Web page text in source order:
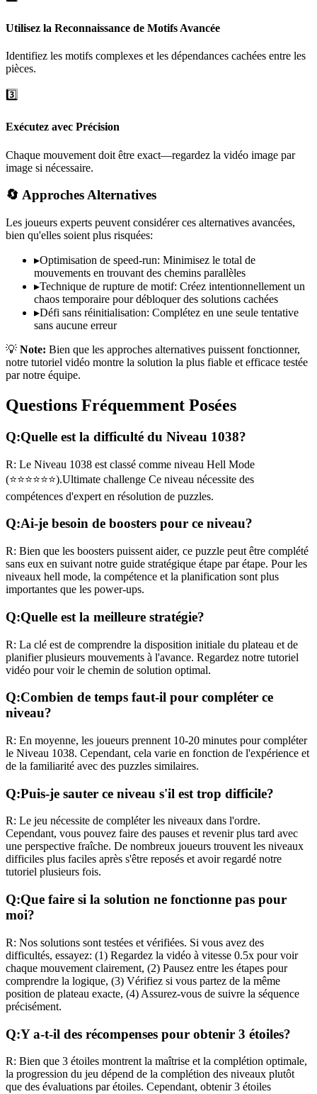
Utilisez la Reconnaissance de Motifs Avancée
Identifiez les motifs complexes et les dépendances cachées entre les
pièces.
3️⃣
Exécutez avec Précision
Chaque mouvement doit être exact—regardez la vidéo image par
image si nécessaire.
🔄 Approches Alternatives
Les joueurs experts peuvent considérer ces alternatives avancées,
bien qu'elles soient plus risquées:
▸Optimisation de speed-run: Minimisez le total de
mouvements en trouvant des chemins parallèles
▸Technique de rupture de motif: Créez intentionnellement un
chaos temporaire pour débloquer des solutions cachées
▸Défi sans réinitialisation: Complétez en une seule tentative
sans aucune erreur
💡 Note: Bien que les approches alternatives puissent fonctionner,
notre tutoriel vidéo montre la solution la plus fiable et efficace testée
par notre équipe.
Questions Fréquemment Posées
Q:Quelle est la difficulté du Niveau 1038?
R: Le Niveau 1038 est classé comme niveau Hell Mode
(⭐⭐⭐⭐⭐⭐).Ultimate challenge Ce niveau nécessite des
compétences d'expert en résolution de puzzles.
Q:Ai-je besoin de boosters pour ce niveau?
R: Bien que les boosters puissent aider, ce puzzle peut être complété
sans eux en suivant notre guide stratégique étape par étape. Pour les
niveaux hell mode, la compétence et la planification sont plus
importantes que les power-ups.
Q:Quelle est la meilleure stratégie?
R: La clé est de comprendre la disposition initiale du plateau et de
planifier plusieurs mouvements à l'avance. Regardez notre tutoriel
vidéo pour voir le chemin de solution optimal.
Q:Combien de temps faut-il pour compléter ce
niveau?
R: En moyenne, les joueurs prennent 10-20 minutes pour compléter
le Niveau 1038. Cependant, cela varie en fonction de l'expérience et
de la familiarité avec des puzzles similaires.
Q:Puis-je sauter ce niveau s'il est trop difficile?
R: Le jeu nécessite de compléter les niveaux dans l'ordre.
Cependant, vous pouvez faire des pauses et revenir plus tard avec
une perspective fraîche. De nombreux joueurs trouvent les niveaux
difficiles plus faciles après s'être reposés et avoir regardé notre
tutoriel plusieurs fois.
Q:Que faire si la solution ne fonctionne pas pour
moi?
R: Nos solutions sont testées et vérifiées. Si vous avez des
difficultés, essayez: (1) Regardez la vidéo à vitesse 0.5x pour voir
chaque mouvement clairement, (2) Pausez entre les étapes pour
comprendre la logique, (3) Vérifiez si vous partez de la même
position de plateau exacte, (4) Assurez-vous de suivre la séquence
précisément.
Q:Y a-t-il des récompenses pour obtenir 3 étoiles?
R: Bien que 3 étoiles montrent la maîtrise et la complétion optimale,
la progression du jeu dépend de la complétion des niveaux plutôt
que des évaluations par étoiles. Cependant, obtenir 3 étoiles